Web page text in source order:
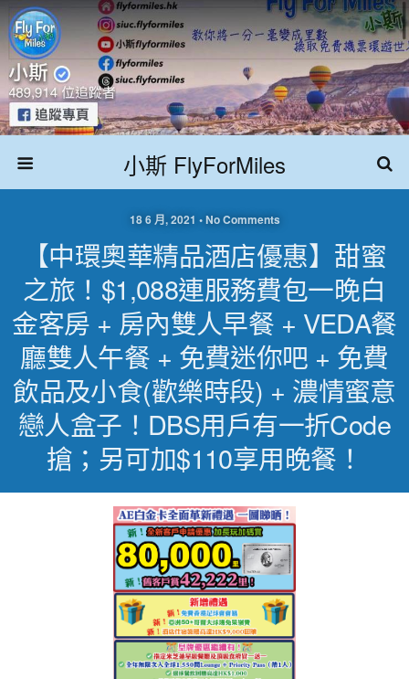
小斯 FlyForMiles
18 6 月, 2021 • No Comments
【中環奧華精品酒店優惠】甜蜜
之旅！$1,088連服務費包一晚白
金客房 + 房內雙人早餐 + VEDA餐
廳雙人午餐 + 免費迷你吧 + 免費
飲品及小食(歡樂時段) + 濃情蜜意
戀人盒子！DBS用戶有一折code
搶；另可加$110享用晚餐！